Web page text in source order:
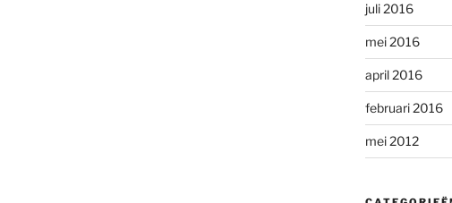
juli 2016
mei 2016
april 2016
februari 2016
mei 2012